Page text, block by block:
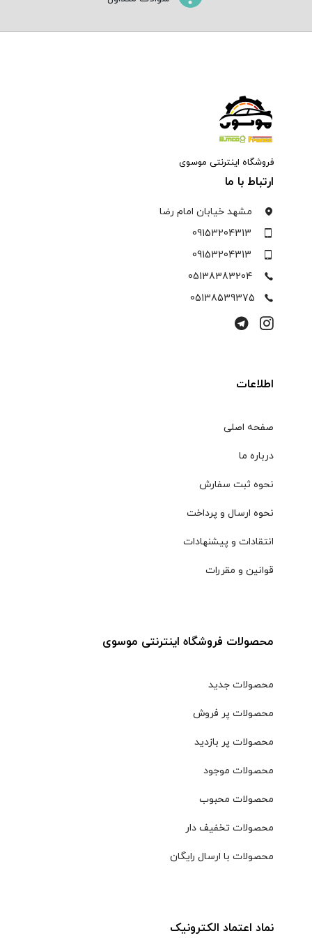
فروشگاه اینترنتی موسوی
ارتباط با ما
مشهد خیابان امام رضا
09153204313
09153204313
05138383204
05138539375
اطلاعات
صفحه اصلی
درباره ما
نحوه ثبت سفارش
نحوه ارسال و پرداخت
انتقادات و پیشنهادات
قوانین و مقررات
محصولات فروشگاه اینترنتی موسوی
محصولات جدید
محصولات پر فروش
محصولات پر بازدید
محصولات موجود
محصولات محبوب
محصولات تخفیف دار
محصولات با ارسال رایگان
نماد اعتماد الکترونیک